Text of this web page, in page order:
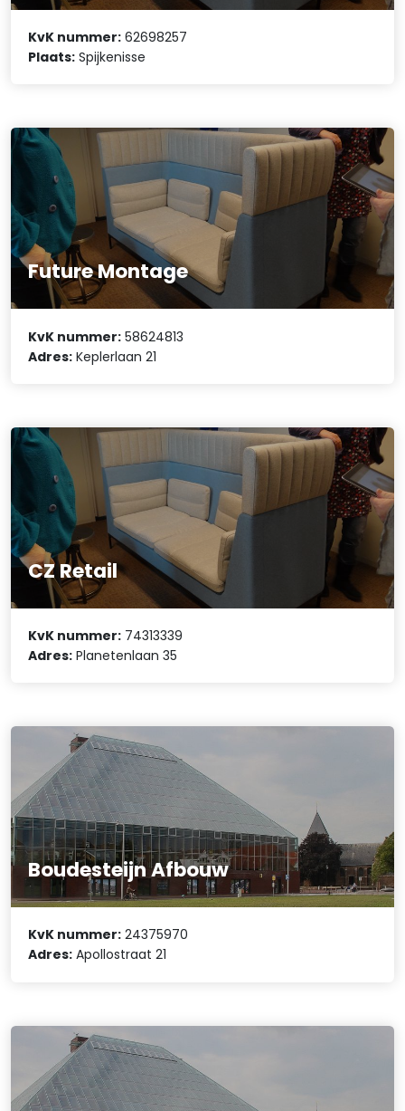
KvK nummer: 62698257
Plaats: Spijkenisse
Future Montage
KvK nummer: 58624813
Adres: Keplerlaan 21
CZ Retail
KvK nummer: 74313339
Adres: Planetenlaan 35
Boudesteijn Afbouw
KvK nummer: 24375970
Adres: Apollostraat 21